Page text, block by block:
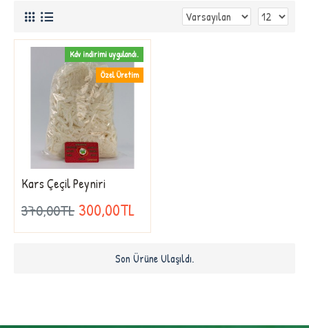
Özel Üretim
Kdv indirimi uygulandı.
Kars Çeçil Peyniri
370,00TL 300,00TL
Son Ürüne Ulaşıldı.